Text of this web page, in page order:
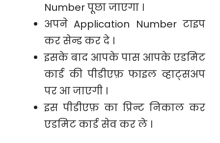
Number पूछा जाएगा ।
अपने Application Number टाइप
कर सेन्ड कर दे ।
इसके बाद आपके पास आपके एडमिट
कार्ड की पीडीएफ़ फाइल व्हाट्सअप
पर आ जाएगी ।
इस पीडीएफ़ का प्रिन्ट निकाल कर
एडमिट कार्ड सेव कर ले ।